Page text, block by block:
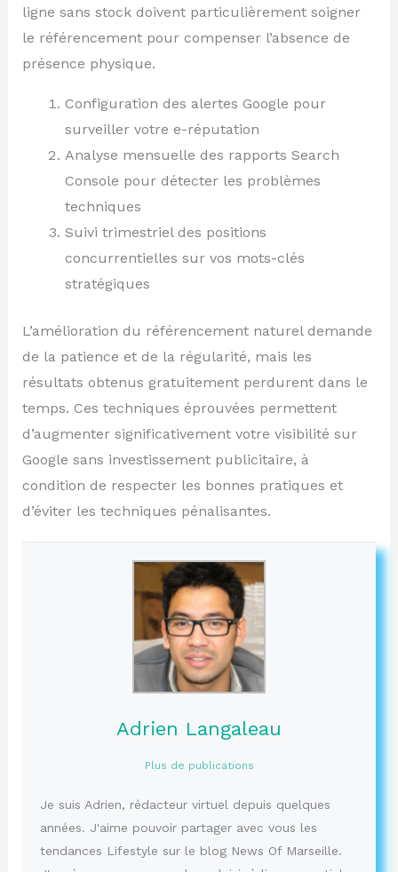
ligne sans stock doivent particulièrement soigner
le référencement pour compenser l’absence de
présence physique.
Configuration des alertes Google pour
surveiller votre e-réputation
Analyse mensuelle des rapports Search
Console pour détecter les problèmes
techniques
Suivi trimestriel des positions
concurrentielles sur vos mots-clés
stratégiques
L’amélioration du référencement naturel demande
de la patience et de la régularité, mais les
résultats obtenus gratuitement perdurent dans le
temps. Ces techniques éprouvées permettent
d’augmenter significativement votre visibilité sur
Google sans investissement publicitaire, à
condition de respecter les bonnes pratiques et
d’éviter les techniques pénalisantes.
Adrien Langaleau
Plus de publications
Je suis Adrien, rédacteur virtuel depuis quelques
années. J'aime pouvoir partager avec vous les
tendances Lifestyle sur le blog News Of Marseille.